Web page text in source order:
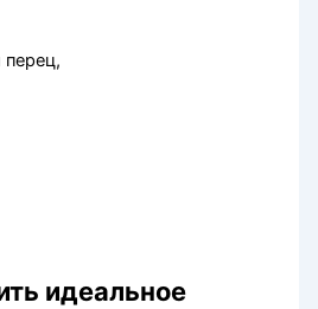
идеальное